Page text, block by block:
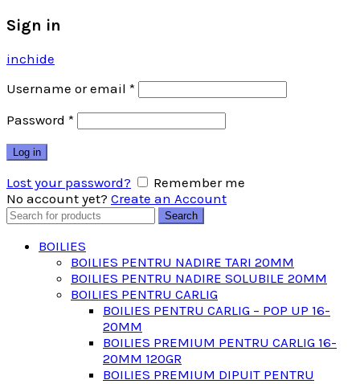
Sign in
inchide
Username or email *
Password *
Log in
Lost your password?
Remember me
No account yet? Create an Account
Search
Search
BOILIES
BOILIES PENTRU NADIRE TARI 20MM
BOILIES PENTRU NADIRE SOLUBILE 20MM
BOILIES PENTRU CARLIG
BOILIES PENTRU CARLIG – POP UP 16-
20MM
BOILIES PREMIUM PENTRU CARLIG 16-
20MM 120GR
BOILIES PREMIUM DIPUIT PENTRU